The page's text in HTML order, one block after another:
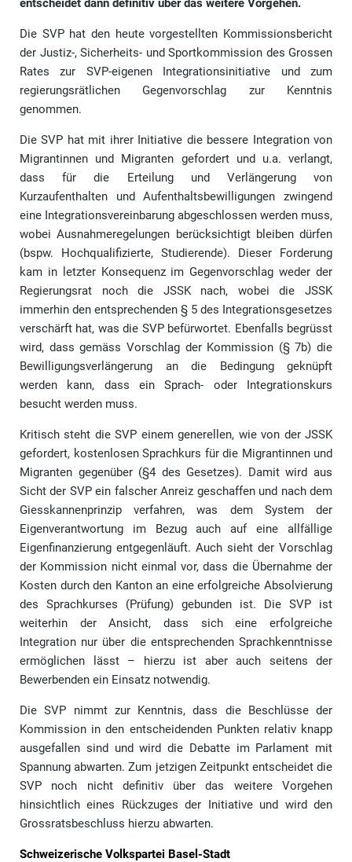
entscheidet dann definitiv über das weitere Vorgehen.
Die SVP hat den heute vorgestellten Kommissionsbericht
der Justiz-, Sicherheits- und Sportkommission des Grossen
Rates zur SVP-eigenen Integrationsinitiative und zum
regierungsrätlichen Gegenvorschlag zur Kenntnis
genommen.
Die SVP hat mit ihrer Initiative die bessere Integration von
Migrantinnen und Migranten gefordert und u.a. verlangt,
dass für die Erteilung und Verlängerung von
Kurzaufenthalten und Aufenthaltsbewilligungen zwingend
eine Integrationsvereinbarung abgeschlossen werden muss,
wobei Ausnahmeregelungen berücksichtigt bleiben dürfen
(bspw. Hochqualifizierte, Studierende). Dieser Forderung
kam in letzter Konsequenz im Gegenvorschlag weder der
Regierungsrat noch die JSSK nach, wobei die JSSK
immerhin den entsprechenden § 5 des Integrationsgesetzes
verschärft hat, was die SVP befürwortet. Ebenfalls begrüsst
wird, dass gemäss Vorschlag der Kommission (§ 7b) die
Bewilligungsverlängerung an die Bedingung geknüpft
werden kann, dass ein Sprach- oder Integrationskurs
besucht werden muss.
Kritisch steht die SVP einem generellen, wie von der JSSK
gefordert, kostenlosen Sprachkurs für die Migrantinnen und
Migranten gegenüber (§4 des Gesetzes). Damit wird aus
Sicht der SVP ein falscher Anreiz geschaffen und nach dem
Giesskannenprinzip verfahren, was dem System der
Eigenverantwortung im Bezug auch auf eine allfällige
Eigenfinanzierung entgegenläuft. Auch sieht der Vorschlag
der Kommission nicht einmal vor, dass die Übernahme der
Kosten durch den Kanton an eine erfolgreiche Absolvierung
des Sprachkurses (Prüfung) gebunden ist. Die SVP ist
weiterhin der Ansicht, dass sich eine erfolgreiche
Integration nur über die entsprechenden Sprachkenntnisse
ermöglichen lässt – hierzu ist aber auch seitens der
Bewerbenden ein Einsatz notwendig.
Die SVP nimmt zur Kenntnis, dass die Beschlüsse der
Kommission in den entscheidenden Punkten relativ knapp
ausgefallen sind und wird die Debatte im Parlament mit
Spannung abwarten. Zum jetzigen Zeitpunkt entscheidet die
SVP noch nicht definitiv über das weitere Vorgehen
hinsichtlich eines Rückzuges der Initiative und wird den
Grossratsbeschluss hierzu abwarten.
Schweizerische Volkspartei Basel-Stadt